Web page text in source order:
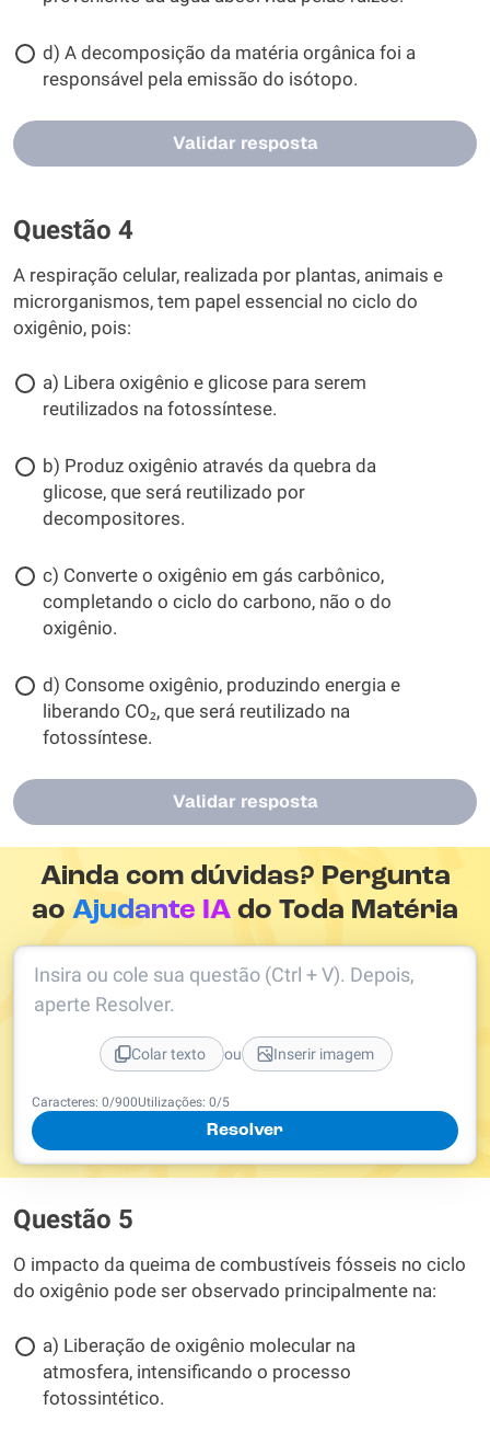
d) A decomposição da matéria orgânica foi a
responsável pela emissão do isótopo.
Validar resposta
Questão 4
A respiração celular, realizada por plantas, animais e
microrganismos, tem papel essencial no ciclo do
oxigênio, pois:
a) Libera oxigênio e glicose para serem
reutilizados na fotossíntese.
b) Produz oxigênio através da quebra da
glicose, que será reutilizado por
decompositores.
c) Converte o oxigênio em gás carbônico,
completando o ciclo do carbono, não o do
oxigênio.
d) Consome oxigênio, produzindo energia e
liberando CO₂, que será reutilizado na
fotossíntese.
Validar resposta
Ainda com dúvidas? Pergunta
aoAjudante IA do Toda Matéria
Caracteres: 0/900Utilizações: 0/5
Resolver
Insira ou cole sua questão (Ctrl + V). Depois,
aperte Resolver.
Colar texto ou Inserir imagem
Questão 5
O impacto da queima de combustíveis fósseis no ciclo
do oxigênio pode ser observado principalmente na:
a) Liberação de oxigênio molecular na
atmosfera, intensificando o processo
fotossintético.